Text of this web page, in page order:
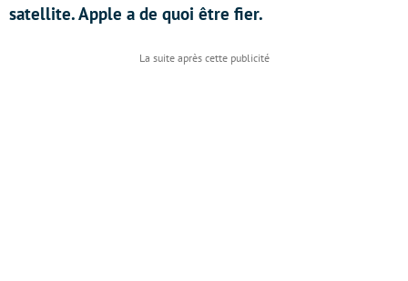
satellite. Apple a de quoi être fier.